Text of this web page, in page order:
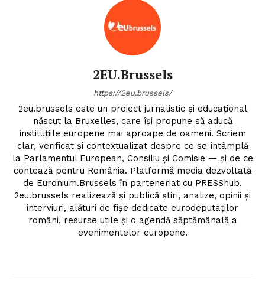
2EU.Brussels
https://2eu.brussels/
2eu.brussels este un proiect jurnalistic și educațional
născut la Bruxelles, care își propune să aducă
instituțiile europene mai aproape de oameni. Scriem
clar, verificat și contextualizat despre ce se întâmplă
la Parlamentul European, Consiliu și Comisie — și de ce
contează pentru România. Platformă media dezvoltată
de Euronium.Brussels în parteneriat cu PRESShub,
2eu.brussels realizează și publică știri, analize, opinii și
interviuri, alături de fișe dedicate eurodeputaților
români, resurse utile și o agendă săptămânală a
evenimentelor europene.